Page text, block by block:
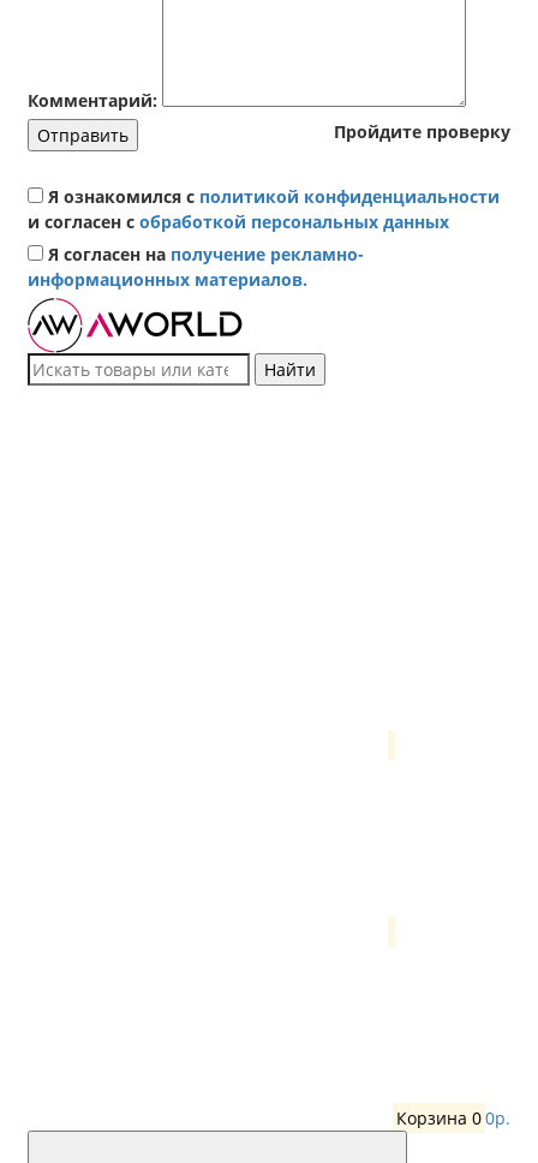
Комментарий:
Пройдите проверку
Отправить
Я ознакомился с политикой конфиденциальности
и согласен с обработкой персональных данных
Я согласен на получение рекламно-
информационных материалов.
Найти
Корзина 00р.